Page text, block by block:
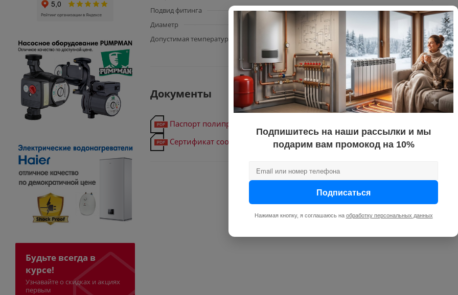
Подвид фитинга
Диаметр
Допустимая температура жидкости
80
Документы
Паспорт полипропиленовых фитингов DIAL
Сертификат соответствия полипропиленовых фитингов Dial с 27.10.2023
Будьте всегда в
курсе!
Узнавайте о скидках и акциях
первым
×
Подпишитесь на наши рассылки и мы
подарим вам промокод на 10%
Подписаться
Нажимая кнопку, я соглашаюсь на обработку персональных данных